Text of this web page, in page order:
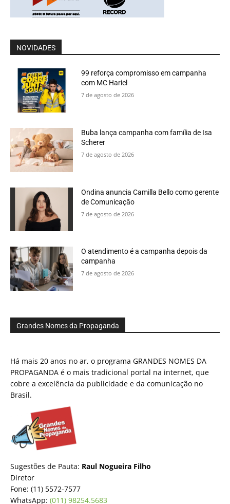
NOVIDADES
99 reforça compromisso em campanha
com MC Hariel
7 de agosto de 2026
Buba lança campanha com família de Isa
Scherer
7 de agosto de 2026
Ondina anuncia Camilla Bello como gerente
de Comunicação
7 de agosto de 2026
O atendimento é a campanha depois da
campanha
7 de agosto de 2026
Grandes Nomes da Propaganda
Há mais 20 anos no ar, o programa GRANDES NOMES DA
PROPAGANDA é o mais tradicional portal na internet, que
cobre a excelência da publicidade e da comunicação no
Brasil.
Sugestões de Pauta: Raul Nogueira Filho
Diretor
Fone: (11) 5572-7577
WhatsApp: (011) 98254.5683